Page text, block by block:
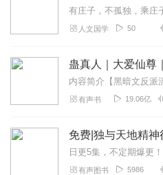
人文国学 50
有声书 19.06亿
有声图书 5986